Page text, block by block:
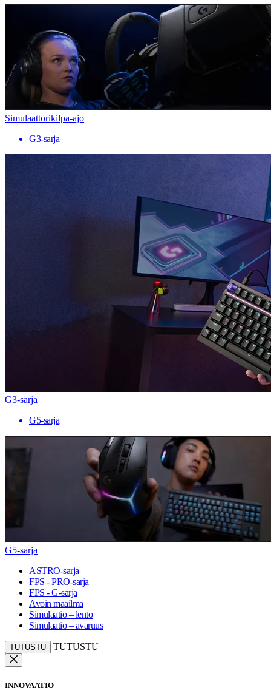
Simulaattorikilpa-ajo
G3-sarja
G3-sarja
G5-sarja
G5-sarja
ASTRO-sarja
FPS - PRO-sarja
FPS - G-sarja
Avoin maailma
Simulaatio – lento
Simulaatio – avaruus
TUTUSTU TUTUSTU
INNOVAATIO